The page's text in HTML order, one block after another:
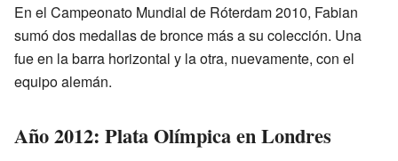
En el Campeonato Mundial de Róterdam 2010, Fabian
sumó dos medallas de bronce más a su colección. Una
fue en la barra horizontal y la otra, nuevamente, con el
equipo alemán.
Año 2012: Plata Olímpica en Londres